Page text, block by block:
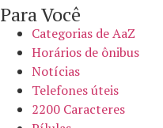
Para Você
Categorias de AaZ
Horários de ônibus
Notícias
Telefones úteis
2200 Caracteres